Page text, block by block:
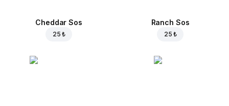
Cheddar Sos
25 ₺
Ranch Sos
25 ₺